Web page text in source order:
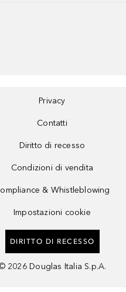
Privacy
Contatti
Diritto di recesso
Condizioni di vendita
& Whistleblowing
Impostazioni cookie
DIRITTO DI RECESSO
2026 Douglas Italia S.p.A.